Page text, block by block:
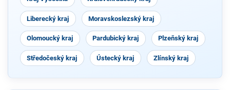
Liberecký kraj Moravskoslezský kraj
Olomoucký kraj Pardubický kraj Plzeňský kraj
Středočeský kraj Ústecký kraj Zlínský kraj